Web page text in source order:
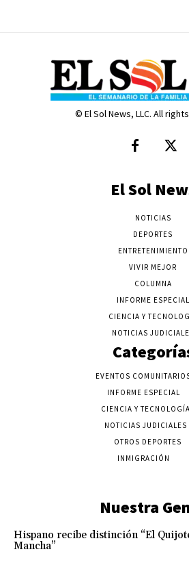
© El Sol News, LLC. All
El Sol
NOTICIAS
DEPORTES
ENTRETENIMIENTO
VIVIR MEJOR
COLUMNA
INFORME ESPECIAL
CIENCIA Y
NOTICIAS
EVENTOS
INFORME ESPECIAL
CIENCIA Y TECNOLOGÍA
NOTICIAS JUDICIALES
OTROS DEPORTES
INMIGRACIÓN
Nuestra
Hispano recibe distinción “El
Mancha”